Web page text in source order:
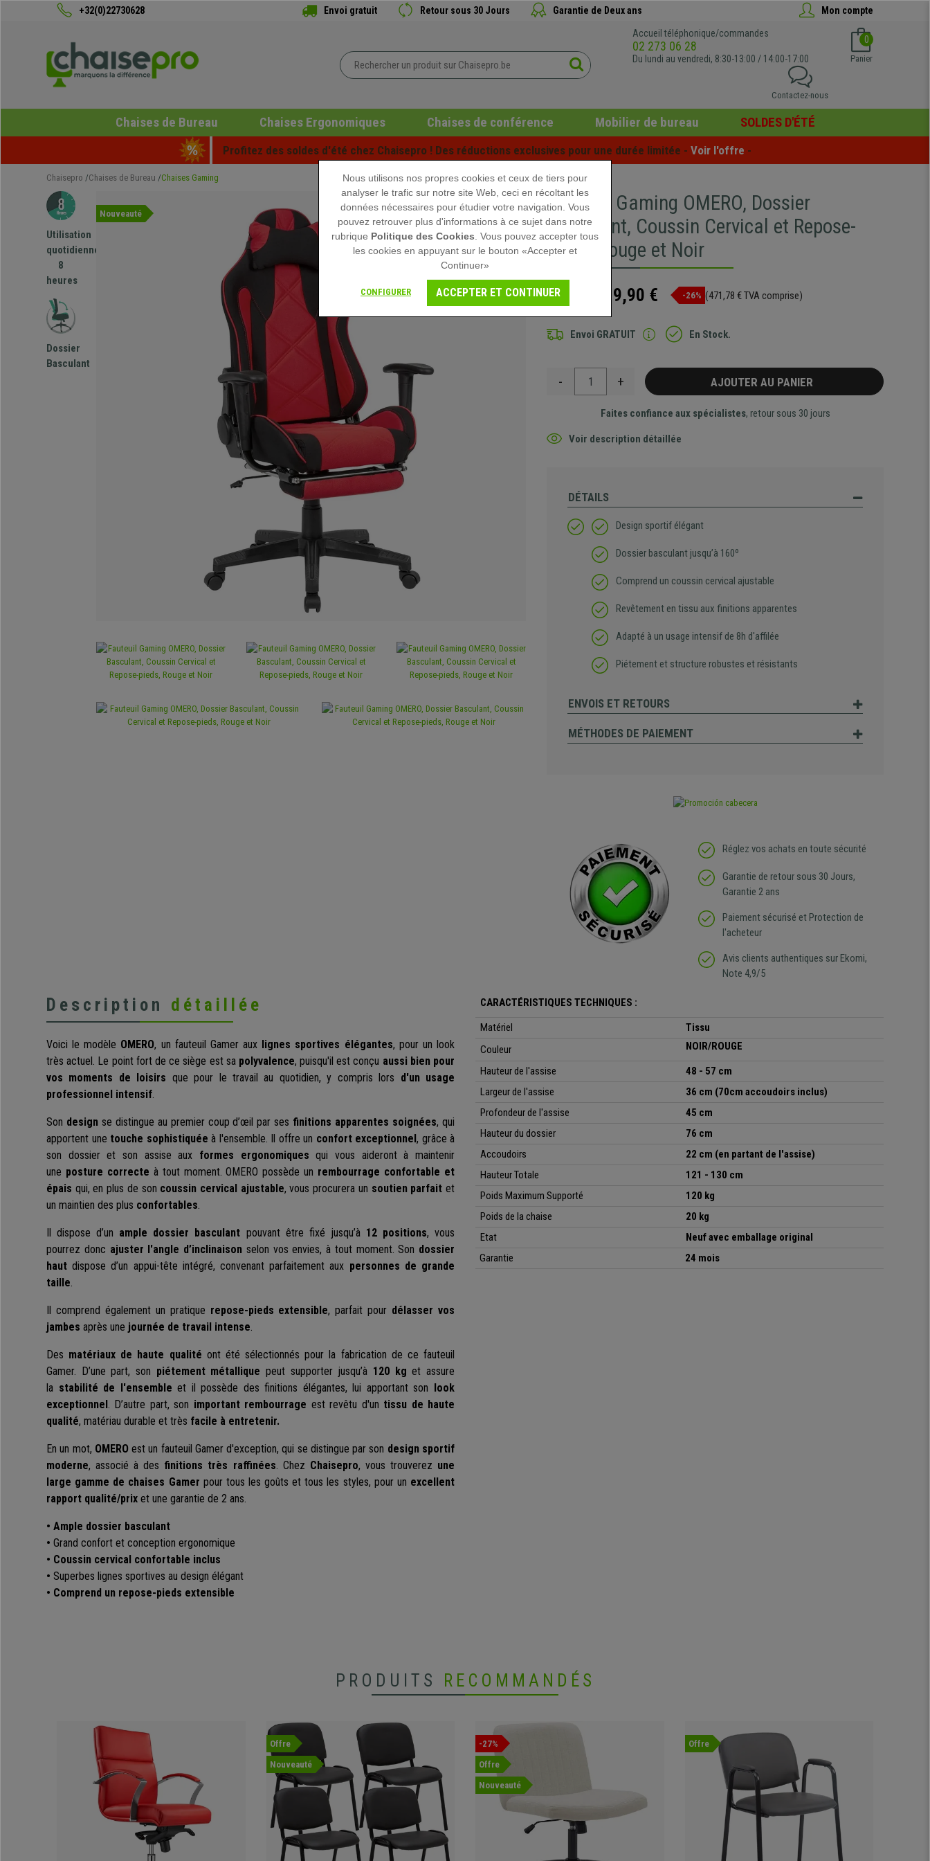
+32(0)22730628 Envoi gratuit Retour sous 30 Jours Garantie de Deux ans Mon compte
Accueil téléphonique/commandes
02 273 06 28
Du lundi au vendredi, 8:30-13:00 / 14:00-17:00
0
Panier
Contactez-nous
Chaises de Bureau Chaises Ergonomiques Chaises de conférence Mobilier de bureau SOLDES D'ÉTÉ
Profitez des soldes d'été chez Chaisepro ! Des réductions exclusives pour une durée limitée - Voir l'offre -
Chaisepro Chaises de Bureau Chaises Gaming
Utilisation
quotidienne
8
heures
Dossier
Basculant
Nouveauté
Fauteuil Gaming OMERO, Dossier
Basculant, Coussin Cervical et Repose-
pieds, Rouge et Noir
529,90 € 389,90 € -26% (471,78 € TVA comprise)
Envoi GRATUIT En Stock.
- + AJOUTER AU PANIER
Faites confiance aux spécialistes, retour sous 30 jours
Voir description détaillée
DÉTAILS
Design sportif élégant
Dossier basculant jusqu’à 160º
Comprend un coussin cervical ajustable
Revêtement en tissu aux finitions apparentes
Adapté à un usage intensif de 8h d'affilée
Piétement et structure robustes et résistants
ENVOIS ET RETOURS
MÉTHODES DE PAIEMENT
Réglez vos achats en toute sécurité
Garantie de retour sous 30 Jours,
Garantie 2 ans
Paiement sécurisé et Protection de
l'acheteur
Avis clients authentiques sur Ekomi,
Note 4,9/5
Description détaillée
Voici le modèle OMERO, un fauteuil Gamer aux lignes sportives élégantes, pour un look
très actuel. Le point fort de ce siège est sa polyvalence, puisqu'il est conçu aussi bien pour
vos moments de loisirs que pour le travail au quotidien, y compris lors d'un usage
professionnel intensif.
Son designse distingue au premier coup d’œil par ses finitions apparentes soignées, qui
apportent une touche sophistiquée à l'ensemble. Il offre un confort exceptionnel, grâce à
son dossier et son assise aux formes ergonomiques qui vous aideront à maintenir
une posture correcte à tout moment. OMERO possède un rembourrage confortable et
épais qui, en plus de son coussin cervical ajustable, vous procurera un soutien parfait et
un maintien des plus confortables.
Il dispose d’un ample dossier basculant pouvant être fixé jusqu’à 12 positions, vous
pourrez donc ajuster l'angle d’inclinaison selon vos envies, à tout moment. Son dossier
haut dispose d’un appui-tête intégré, convenant parfaitement aux personnes de grande
taille.
Il comprend également un pratique repose-pieds extensible, parfait pour délasser vos
jambes après une journée de travail intense.
Des matériaux de haute qualité ont été sélectionnés pour la fabrication de ce fauteuil
Gamer. D’une part, son piétement métallique peut supporter jusqu’à 120 kg et assure
la stabilité de l'ensemble et il possède des finitions élégantes, lui apportant son look
exceptionnel. D’autre part, son important rembourrage est revêtu d'un tissu de haute
qualité, matériau durable et très facile à entretenir.
En un mot, OMEROest un fauteuil Gamer d'exception, qui se distingue par son design sportif
moderne, associé à des finitions très raffinées. Chez Chaisepro, vous trouverez une
large gamme de chaises Gamer pour tous les goûts et tous les styles, pour un excellent
rapport qualité/prix et une garantie de 2 ans.
• Ample dossier basculant
• Grand confort et conception ergonomique
• Coussin cervical confortable inclus
• Superbes lignes sportives au design élégant
• Comprend un repose-pieds extensible
CARACTÉRISTIQUES TECHNIQUES :
Matériel
Tissu
Couleur
NOIR/ROUGE
Hauteur de l'assise
48 - 57 cm
Largeur de l'assise
36 cm (70cm accoudoirs inclus)
Profondeur de l'assise
45 cm
Hauteur du dossier
76 cm
Accoudoirs
22 cm (en partant de l'assise)
Hauteur Totale
121 - 130 cm
Poids Maximum Supporté
120 kg
Poids de la chaise
20 kg
Etat
Neuf avec emballage original
Garantie
24 mois
PRODUITS RECOMMANDÉS
Offre
Nouveauté
-27%
Offre
Nouveauté
Offre
Nous utilisons nos propres cookies et ceux de tiers pour
analyser le trafic sur notre site Web, ceci en récoltant les
données nécessaires pour étudier votre navigation. Vous
pouvez retrouver plus d'informations à ce sujet dans notre
rubrique Politique des Cookies . Vous pouvez accepter tous
les cookies en appuyant sur le bouton «Accepter et
Continuer»
CONFIGURER ACCEPTER ET CONTINUER